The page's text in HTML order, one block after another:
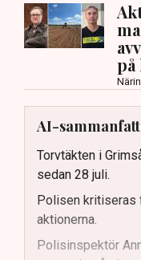
på
AI-
Torvtäkten i
sedan 28 juli.
Polisen kritiseras
aktionerna.
Polisinspektör